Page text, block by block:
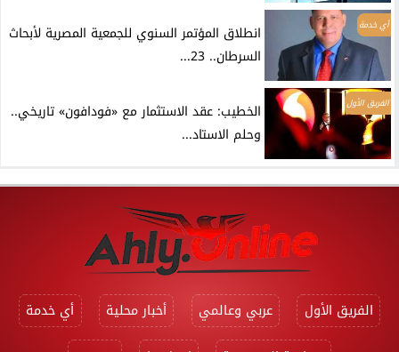
أي خدمة
انطلاق المؤتمر السنوي للجمعية المصرية لأبحاث
السرطان.. 23...
الفريق الأول
الخطيب: عقد الاستثمار مع «فودافون» تاريخي..
وحلم الاستاد...
الفريق الأول عربي وعالمي أخبار محلية
أي خدمة